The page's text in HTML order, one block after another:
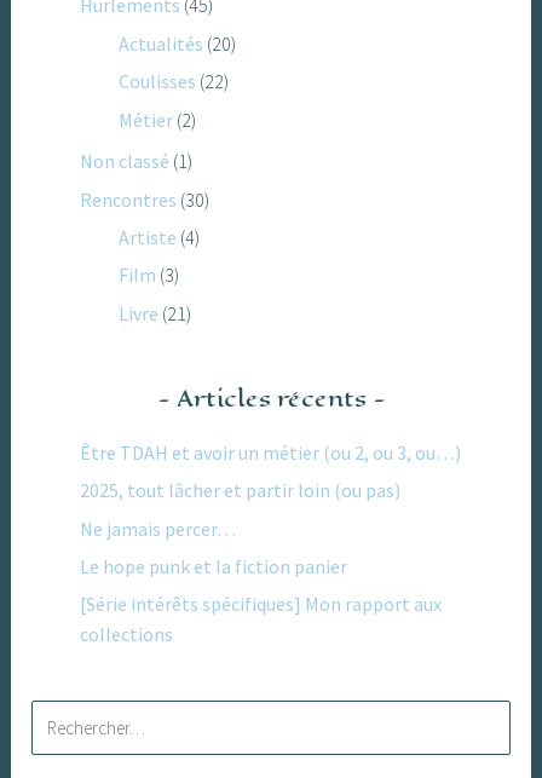
Hurlements (45)
Actualités (20)
Coulisses (22)
Métier (2)
Non classé (1)
Rencontres (30)
Artiste (4)
Film (3)
Livre (21)
Articles récents
Être TDAH et avoir un métier (ou 2, ou 3, ou…)
2025, tout lâcher et partir loin (ou pas)
Ne jamais percer…
Le hope punk et la fiction panier
[Série intérêts spécifiques] Mon rapport aux
collections